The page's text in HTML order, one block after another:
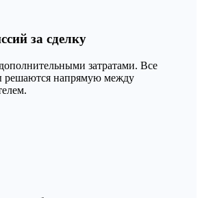
за сделку
затратами. Все
решаются напрямую между